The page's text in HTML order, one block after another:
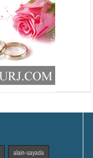
alain-sayada